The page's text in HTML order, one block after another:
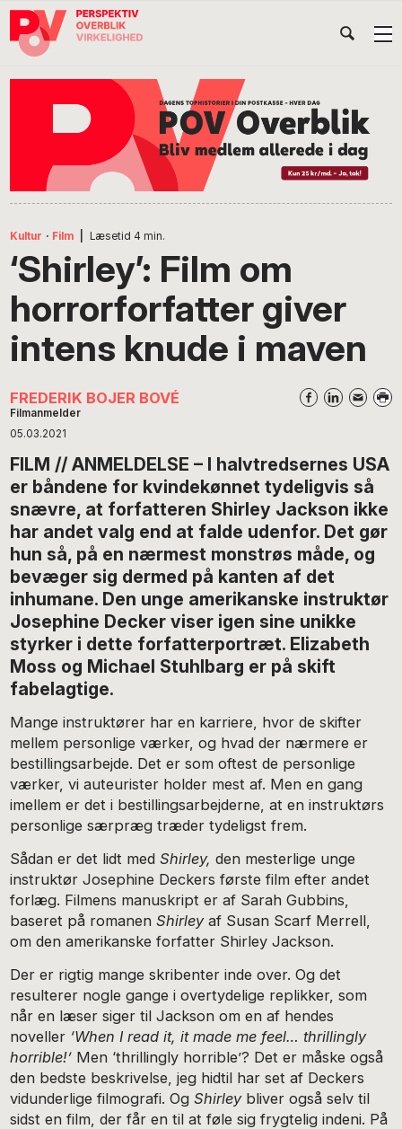
Gå
direkte
Skip
indhold
Gå
direkte
Kultur · Film Læsetid 4 min.
‘Shirley’: Film om
horrorforfatter giver
intens knude i maven
FREDERIK BOJER BOVÉ
Filmanmelder
05.03.2021
FILM // ANMELDELSE – I halvtredsernes USA
er båndene for kvindekønnet tydeligvis så
snævre, at forfatteren Shirley Jackson ikke
har andet valg end at falde udenfor. Det gør
hun så, på en nærmest monstrøs måde, og
bevæger sig dermed på kanten af det
inhumane. Den unge amerikanske instruktør
Josephine Decker viser igen sine unikke
styrker i dette forfatterportræt. Elizabeth
Moss og Michael Stuhlbarg er på skift
fabelagtige.
Mange instruktører har en karriere, hvor de skifter
mellem personlige værker, og hvad der nærmere er
bestillingsarbejde. Det er som oftest de personlige
værker, vi auteurister holder mest af. Men en gang
imellem er det i bestillingsarbejderne, at en instruktørs
personlige særpræg træder tydeligst frem.
Sådan er det lidt medShirley,den mesterlige unge
instruktør Josephine Deckers første film efter andet
forlæg. Filmens manuskript er af Sarah Gubbins,
baseret på romanenShirleyaf Susan Scarf Merrell,
om den amerikanske forfatter Shirley Jackson.
Der er rigtig mange skribenter inde over. Og det
resulterer nogle gange i overtydelige replikker, som
når en læser siger til Jackson om en af hendes
noveller ‘When I read it, it made me feel… thrillingly
horrible!’ Men ‘thrillingly horrible’? Det er måske også
den bedste beskrivelse, jeg hidtil har set af Deckers
vidunderlige filmografi. OgShirley bliver også selv til
sidst en film, der får en til at føle sig frygtelig indeni. På